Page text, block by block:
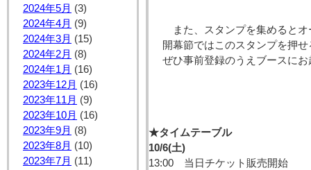
2024年5月 (3)
2024年4月 (9)
2024年3月 (15)
2024年2月 (8)
2024年1月 (16)
2023年12月 (16)
2023年11月 (9)
2023年10月 (16)
2023年9月 (8)
2023年8月 (10)
2023年7月 (11)
また、スタンプを集めると
開幕節ではこのスタンプを押
ぜひ事前登録のうえブースに
★タイムテーブル
10/6(土)
13:00 当日チケット販売開始